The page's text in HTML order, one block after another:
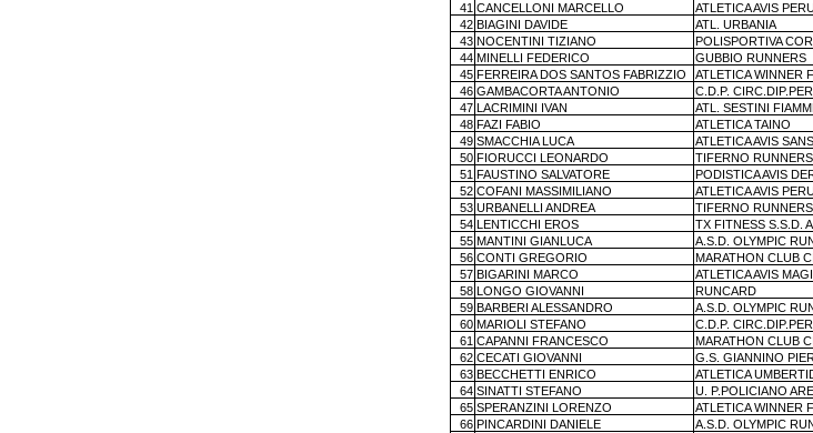
41 CANCELLONI MARCELLO ATLETICA AVIS
42 BIAGINI DAVIDE ATL. URBANIA
43 NOCENTINI TIZIANO POLISPORTIVA
44 MINELLI FEDERICO GUBBIO RUNNERS
45 FERREIRA DOS SANTOS FABRIZZIO ATLETICA WINNER
46 GAMBACORTA ANTONIO C.D.P.
47 LACRIMINI IVAN ATL. SESTINI
48 FAZI FABIO ATLETICA TAINO
49 SMACCHIA LUCA ATLETICA AVIS
50 FIORUCCI LEONARDO TIFERNO RUNNERS
51 FAUSTINO SALVATORE PODISTICA AVIS
52 COFANI MASSIMILIANO ATLETICA AVIS
53 URBANELLI ANDREA TIFERNO RUNNERS
54 LENTICCHI EROS TX FITNESS S.S.D.
55 MANTINI GIANLUCA A.S.D. OLYMPIC
56 CONTI GREGORIO MARATHON CLUB
57 BIGARINI MARCO ATLETICA AVIS
58 LONGO GIOVANNI RUNCARD
59 BARBERI ALESSANDRO A.S.D. OLYMPIC
60 MARIOLI STEFANO C.D.P.
61 CAPANNI FRANCESCO MARATHON CLUB
62 CECATI GIOVANNI G.S. GIANNINO
63 BECCHETTI ENRICO ATLETICA
64 SINATTI STEFANO U. P.POLICIANO
65 SPERANZINI LORENZO ATLETICA WINNER
66 PINCARDINI DANIELE A.S.D. OLYMPIC